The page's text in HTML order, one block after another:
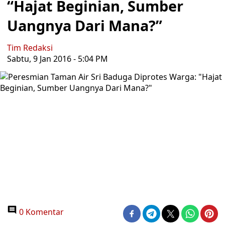
“Hajat Beginian, Sumber
Uangnya Dari Mana?”
Tim Redaksi
Sabtu, 9 Jan 2016 - 5:04 PM
0 Komentar